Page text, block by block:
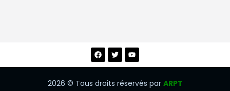
2026 © Tous droits réservés par ARPT